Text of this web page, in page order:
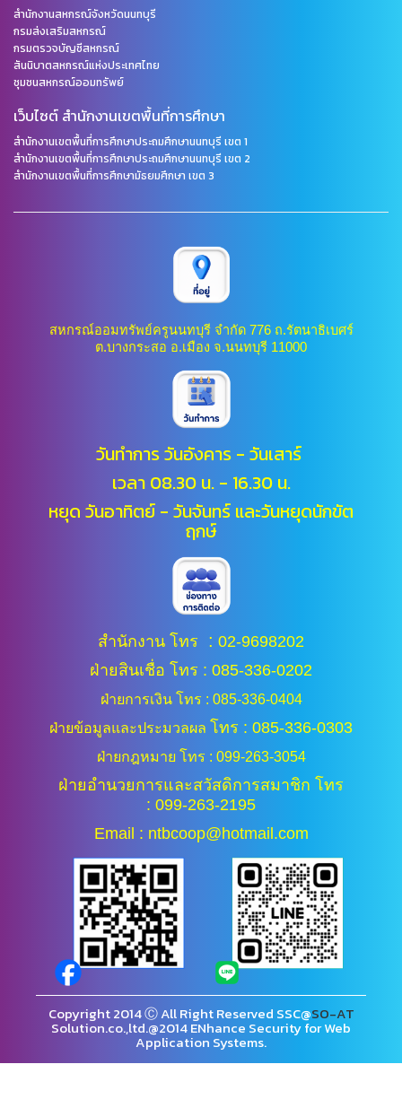
สำนักงานสหกรณ์จังหวัดนนทบุรี
กรมส่งเสริมสหกรณ์
กรมตรวจบัญชีสหกรณ์
สันนิบาตสหกรณ์แห่งประเทศไทย
ชุมชนสหกรณ์ออมทรัพย์
เว็บไซต์ สำนักงานเขตพื้นที่การศึกษา
สำนักงานเขตพื้นที่การศึกษาประถมศึกษานนทบุรี เขต 1
สำนักงานเขตพื้นที่การศึกษาประถมศึกษานนทบุรี เขต 2
สำนักงานเขตพื้นที่การศึกษามัธยมศึกษา เขต 3
สหกรณ์ออมทรัพย์ครูนนทบุรี จำกัด 776 ถ.รัตนาธิเบศร์
ต.บางกระสอ อ.เมือง จ.นนทบุรี 11000
วันทำการ วันอังคาร - วันเสาร์
เวลา 08.30 น. - 16.30 น.
หยุด วันอาทิตย์ - วันจันทร์ และวันหยุดนักขัต
ฤกษ์
สำนักงาน โทร : 02-9698202
ฝ่ายสินเชื่อ โทร : 085-336-0202
ฝ่ายการเงิน โทร : 085-336-0404
ฝ่ายข้อมูลและประมวลผล โทร : 085-336-0303
ฝ่ายกฎหมาย โทร : 099-263-3054
ฝ่ายอำนวยการและสวัสดิการสมาชิก โทร
: 099-263-2195
Email : ntbcoop@hotmail.com
Copyright 2014 Ⓒ All Right Reserved SSC@SO-AT
Solution.co.,ltd.@2014 ENhance Security for Web
Application Systems.